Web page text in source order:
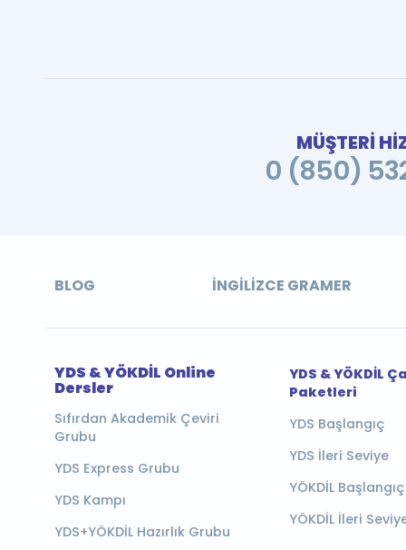
MÜŞTERİ
0 (850)
BLOG İNGILIZCE GRAMER
YDS & YÖKDİL Online
Dersler
Sıfırdan Akademik Çeviri
Grubu
YDS Express Grubu
YDS Kampı
YDS+YÖKDİL Hazırlık Grubu
YDS & YÖKDİL
Paketleri
YDS Başlangıç
YDS İleri Seviye
YÖKDİL Başlangıç
YÖKDİL İleri